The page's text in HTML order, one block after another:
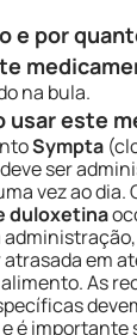
e por
na bula.
usar este
Sympta
ser
vez ao dia.
duloxetina
em
As
é importante